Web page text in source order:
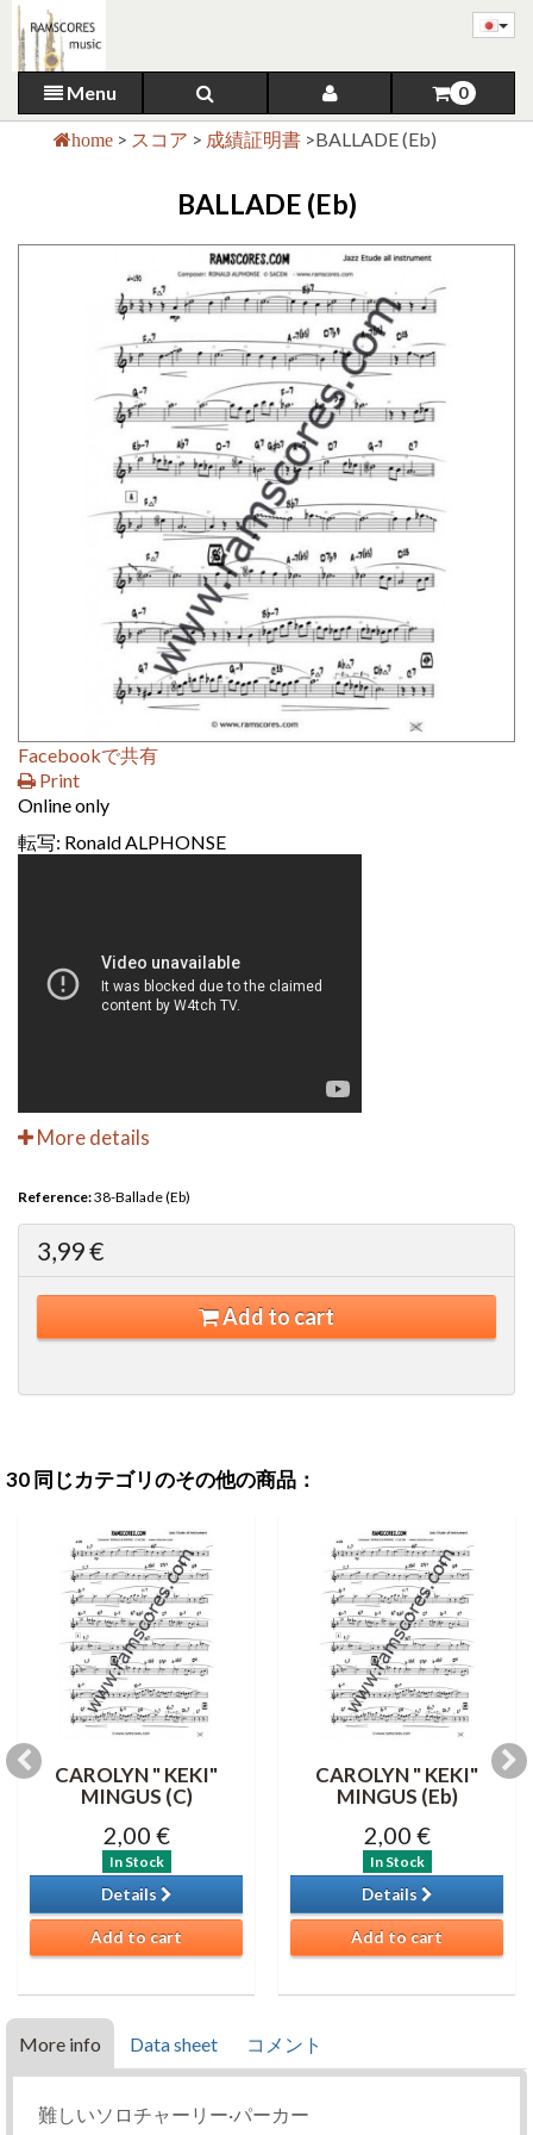
Menu 0
home > スコア > 成績証明書 >BALLADE (Eb)
BALLADE (Eb)
Facebookで共有
Print
Online only
転写: Ronald ALPHONSE
More details
Reference:38-Ballade (Eb)
3,99 €
Add to cart
30 同じカテゴリのその他の商品：
CAROLYN " KEKI"
MINGUS (C)
2,00 €
In Stock
Details
Add to cart
CAROLYN " KEKI"
MINGUS (Eb)
2,00 €
In Stock
Details
Add to cart
More info Data sheet コメント
難しいソロチャーリー·パーカー